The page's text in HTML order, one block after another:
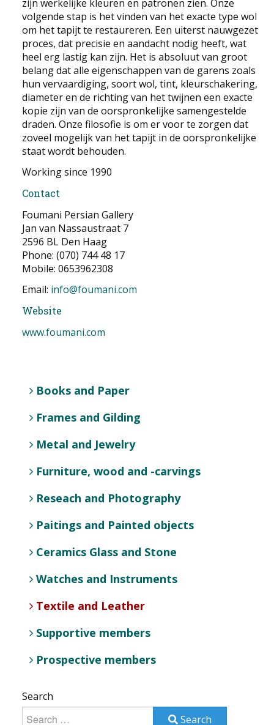
zijn werkelijke kleuren en patronen zien. Onze
volgende stap is het vinden van het exacte type wol
om het tapijt te restaureren. Een uiterst nauwgezet
proces, dat precisie en aandacht nodig heeft, wat
heel erg lastig kan zijn. Het is absoluut van groot
belang dat alle eigenschappen van de garens zoals
hun vervaardiging, soort wol, tint, kleurschakering,
diameter en de richting van het twijnen een exacte
kopie zijn van de oorspronkelijke samengestelde
draden. Onze filosofie is om er voor te zorgen dat
zoveel mogelijk van het tapijt in de oorspronkelijke
staat wordt behouden.
Working since 1990
Contact
Foumani Persian Gallery
Jan van Nassaustraat 7
2596 BL Den Haag
Phone: (070) 744 48 17
Mobile: 0653962308
Email: info@foumani.com
Website
www.foumani.com
Books and Paper
Frames and Gilding
Metal and Jewelry
Furniture, wood and -carvings
Reseach and Photography
Paitings and Painted objects
Ceramics Glass and Stone
Watches and Instruments
Textile and Leather
Supportive members
Prospective members
Search
Search